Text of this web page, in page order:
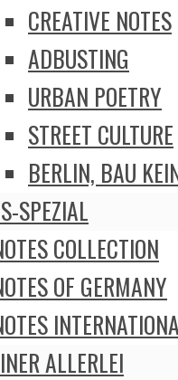
CREATIVE NOTES
ADBUSTING
URBAN POETRY
STREET CULTURE
BERLIN, BAU
SPEZIAL
COLLECTION
OF GERMANY
ALLERLEI